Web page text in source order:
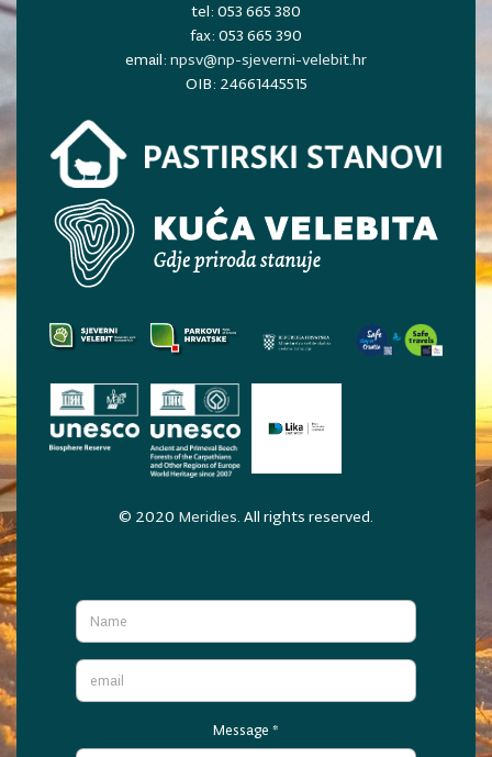
tel: 053 665 380
fax: 053 665 390
email: npsv@np-sjeverni-velebit.hr
OIB: 24661445515
© 2020 Meridies. All rights reserved.
Message *